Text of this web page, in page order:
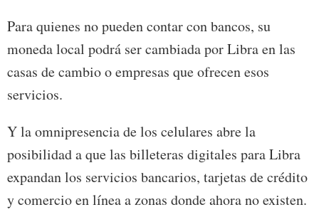
Para quienes no pueden contar con bancos, su
moneda local podrá ser cambiada por Libra en las
casas de cambio o empresas que ofrecen esos
servicios.
Y la omnipresencia de los celulares abre la
posibilidad a que las billeteras digitales para Libra
expandan los servicios bancarios, tarjetas de crédito
y comercio en línea a zonas donde ahora no existen.